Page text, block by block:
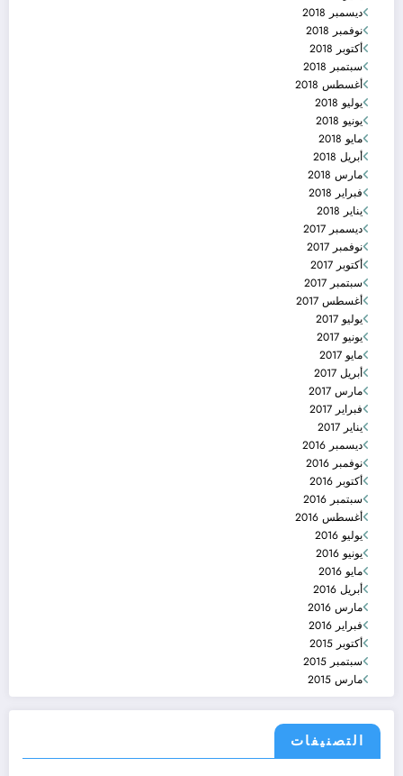
ديسمبر 2018
نوفمبر 2018
أكتوبر 2018
سبتمبر 2018
أغسطس 2018
يوليو 2018
يونيو 2018
مايو 2018
أبريل 2018
مارس 2018
فبراير 2018
يناير 2018
ديسمبر 2017
نوفمبر 2017
أكتوبر 2017
سبتمبر 2017
أغسطس 2017
يوليو 2017
يونيو 2017
مايو 2017
أبريل 2017
مارس 2017
فبراير 2017
يناير 2017
ديسمبر 2016
نوفمبر 2016
أكتوبر 2016
سبتمبر 2016
أغسطس 2016
يوليو 2016
يونيو 2016
مايو 2016
أبريل 2016
مارس 2016
فبراير 2016
أكتوبر 2015
سبتمبر 2015
مارس 2015
التصنيفات